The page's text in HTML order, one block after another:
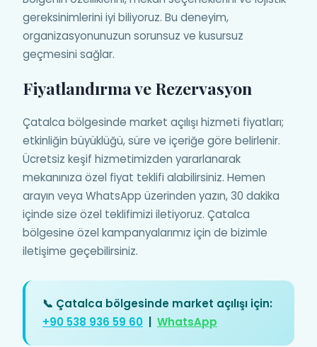
gereksinimlerini iyi biliyoruz. Bu deneyim,
organizasyonunuzun sorunsuz ve kusursuz
geçmesini sağlar.
Fiyatlandırma ve Rezervasyon
Çatalca bölgesinde market açılışı hizmeti fiyatları;
etkinliğin büyüklüğü, süre ve içeriğe göre belirlenir.
Ücretsiz keşif hizmetimizden yararlanarak
mekanınıza özel fiyat teklifi alabilirsiniz. Hemen
arayın veya WhatsApp üzerinden yazın, 30 dakika
içinde size özel teklifimizi iletiyoruz. Çatalca
bölgesine özel kampanyalarımız için de bizimle
iletişime geçebilirsiniz.
📞 Çatalca bölgesinde market açılışı için:
+90 538 936 59 60 | WhatsApp